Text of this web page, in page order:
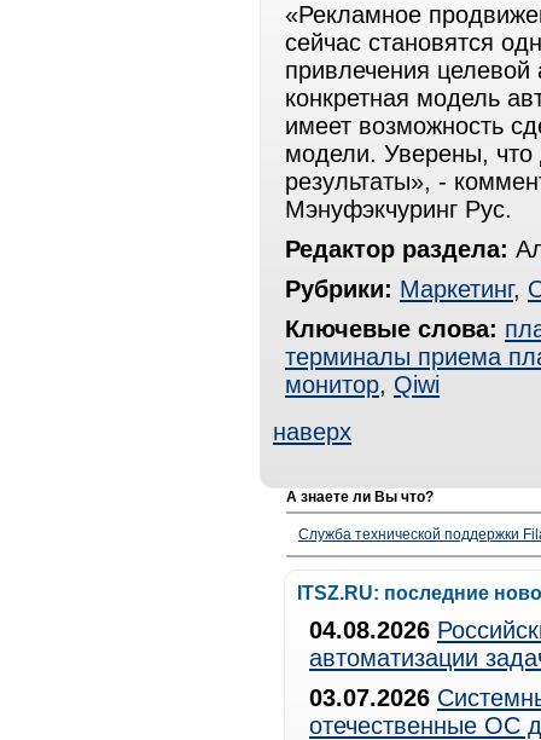
«Рекламное
сейчас становятся
привлечения
конкретная модель
имеет возможность
модели. Уверены, что
результаты», -
Мэнуфэкчуринг Рус.
Редактор раздела:
Рубрики: Маркетинг,
Ключевые слова:
терминалы приема
монитор, Qiwi
наверх
А знаете ли Вы что?
Служба технической поддержки
ITSZ.RU: последние
04.08.2026
автоматизации
03.07.2026
отечественные ОС